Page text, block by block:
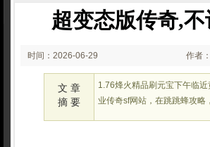
超变态版传奇,
时间：2026-06-29
02:21:59
作者
文 章
摘 要
1.76烽火精品刷元宝下午临
业传奇sf网站，在跳跳蜂攻略